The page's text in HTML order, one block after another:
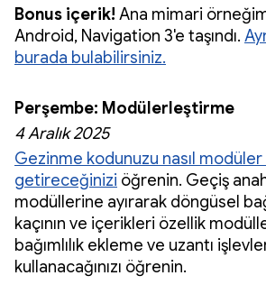
Bonus içerik! Ana mimari
Android, Navigation 3'e taşındı.
burada bulabilirsiniz.
Perşembe: Modülerleştirme
4 Aralık 2025
Gezinme kodunuzu nasıl modüler
getireceğinizi öğrenin. Geçiş
modüllerine ayırarak döngüsel
kaçının ve içerikleri özellik
bağımlılık ekleme ve uzantı
kullanacağınızı öğrenin.